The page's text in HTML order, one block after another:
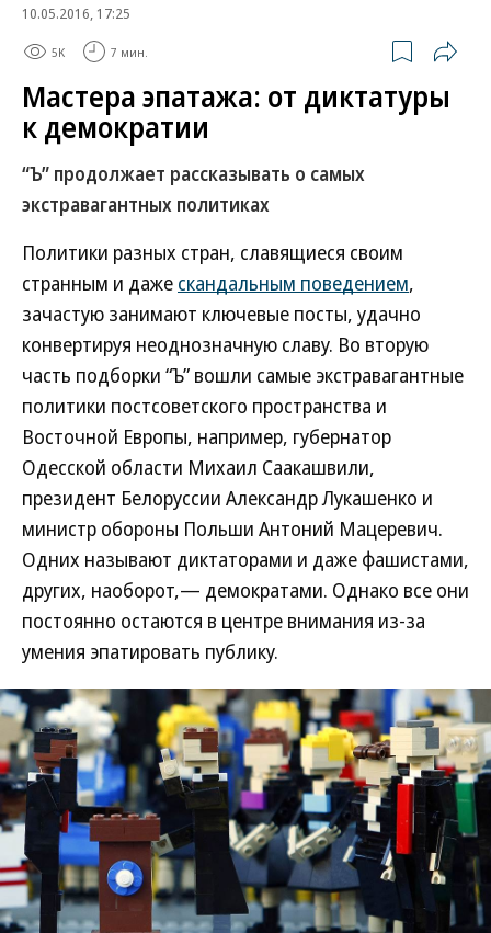
10.05.2016, 17:25
5K 7 мин.
Мастера эпатажа: от диктатуры
к демократии
“Ъ” продолжает рассказывать о самых
экстравагантных политиках
Политики разных стран, славящиеся своим
странным и даже скандальным поведением,
зачастую занимают ключевые посты, удачно
конвертируя неоднозначную славу. Во вторую
часть подборки “Ъ” вошли самые экстравагантные
политики постсоветского пространства и
Восточной Европы, например, губернатор
Одесской области Михаил Саакашвили,
президент Белоруссии Александр Лукашенко и
министр обороны Польши Антоний Мацеревич.
Одних называют диктаторами и даже фашистами,
других, наоборот,— демократами. Однако все они
постоянно остаются в центре внимания из-за
умения эпатировать публику.